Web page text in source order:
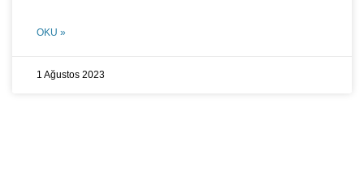
OKU »
1 Ağustos 2023